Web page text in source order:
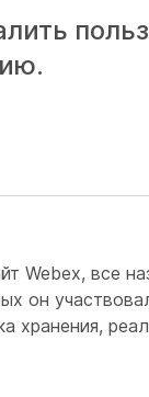
Webex, все
он
хранения,